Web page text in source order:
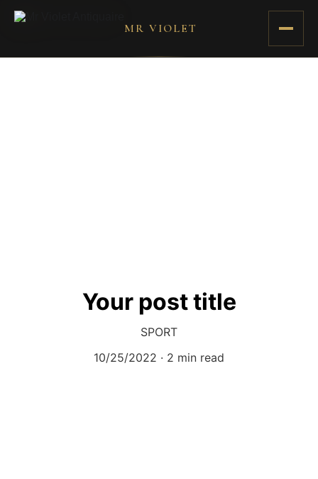
MR VIOLET
Your post title
SPORT
10/25/2022
2 min read